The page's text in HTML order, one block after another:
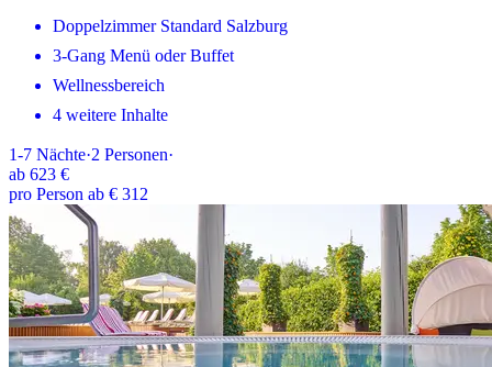
Doppelzimmer Standard Salzburg
3-Gang Menü oder Buffet
Wellnessbereich
4 weitere Inhalte
1-7 Nächte·2 Personen·
ab 623 €
pro Person ab € 312